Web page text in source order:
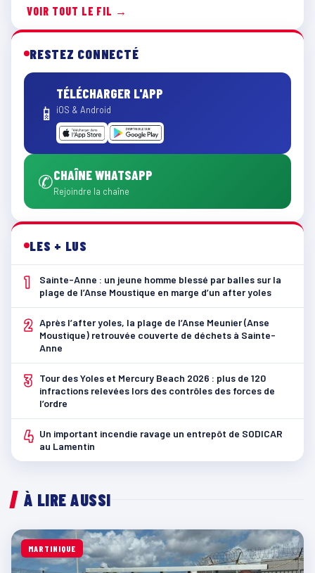
VOIR TOUT LE FIL →
RESTEZ CONNECTÉ
📱
TÉLÉCHARGER L'APP
iOS & Android
✆CHAÎNE WHATSAPP
Rejoindre la chaîne
LES + LUS
1
Sainte-Anne : un jeune homme blessé par balles sur la
plage de l’Anse Moustique en marge d’un after yoles
2 Après l’after yoles, la plage de l’Anse Meunier (Anse
Moustique) retrouvée couverte de déchets à Sainte-
Anne
3
Tour des Yoles et Mercury Beach 2026 : plus de 120
infractions relevées lors des contrôles des forces de
l’ordre
4 Un important incendie ravage un entrepôt de SODICAR
au Lamentin
À LIRE AUSSI
MARTINIQUE